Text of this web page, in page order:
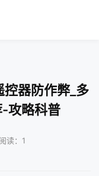
器防作弊_多
攻略科普
读：1